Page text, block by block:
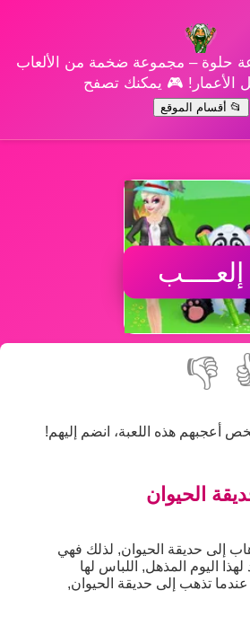
حلوة – مجموعة ضخمة من الألعاب
الأعمار! 🎮 يمكنك تصفح
📂 أقسام الموقع
إلعــــب
👎
الحيوان
إلى حديقة الحيوان, لذلك فهي
لهذا اليوم المذهل, اللباس لها
عندما تذهب إلى حديقة الحيوان,